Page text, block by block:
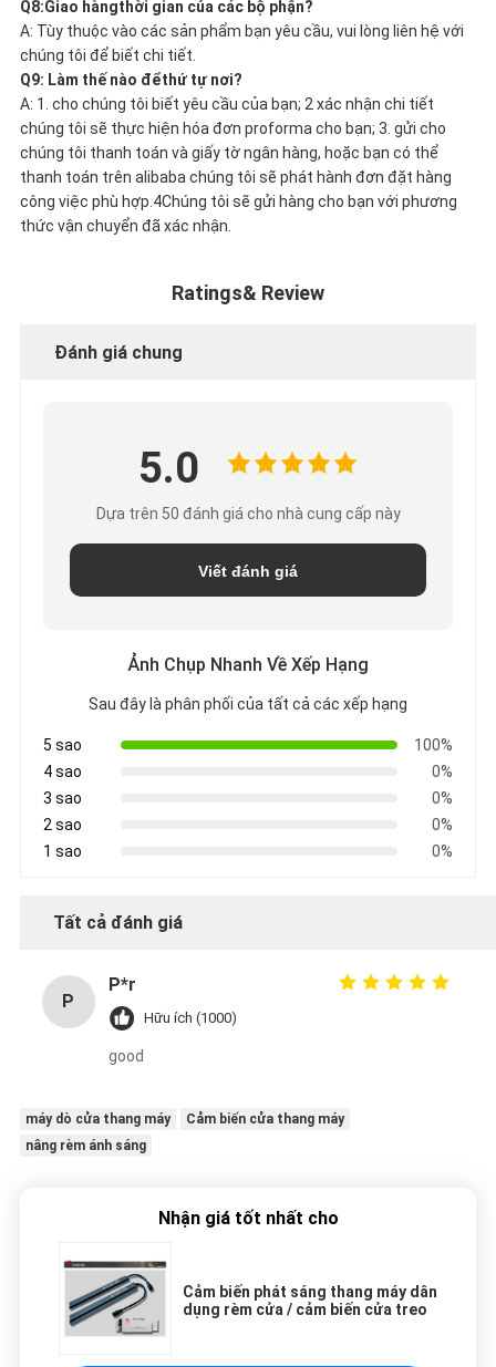
Q8:Giao hàngthời gian của các bộ phận?
A: Tùy thuộc vào các sản phẩm bạn yêu cầu, vui lòng liên hệ với
chúng tôi để biết chi tiết.
Q9: Làm thế nào đểthứ tự nơi?
A: 1. cho chúng tôi biết yêu cầu của bạn; 2 xác nhận chi tiết
chúng tôi sẽ thực hiện hóa đơn proforma cho bạn; 3. gửi cho
chúng tôi thanh toán và giấy tờ ngân hàng, hoặc bạn có thể
thanh toán trên alibaba chúng tôi sẽ phát hành đơn đặt hàng
công việc phù hợp.4Chúng tôi sẽ gửi hàng cho bạn với phương
thức vận chuyển đã xác nhận.
Ratings& Review
Đánh giá chung
5.0
Dựa trên 50 đánh giá cho nhà cung cấp này
Viết đánh giá
Ảnh Chụp Nhanh Về Xếp Hạng
Sau đây là phân phối của tất cả các xếp hạng
5 sao
100%
4 sao
0%
3 sao
0%
2 sao
0%
1 sao
0%
Tất cả đánh giá
P
P*r
Hữu ích (1000)
good
máy dò cửa thang máy
Cảm biến cửa thang máy
nâng rèm ánh sáng
Nhận giá tốt nhất cho
Cảm biến phát sáng thang máy dân
dụng rèm cửa / cảm biến cửa treo